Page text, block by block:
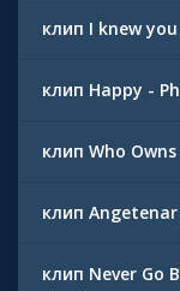
клип I knew
клип Happy -
клип Who
клип
клип Never Go